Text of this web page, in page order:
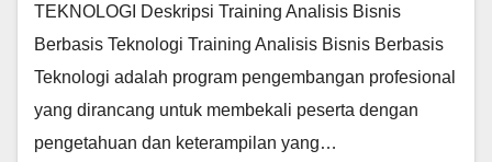
TEKNOLOGI Deskripsi Training Analisis Bisnis
Berbasis Teknologi Training Analisis Bisnis Berbasis
Teknologi adalah program pengembangan profesional
yang dirancang untuk membekali peserta dengan
pengetahuan dan keterampilan yang…